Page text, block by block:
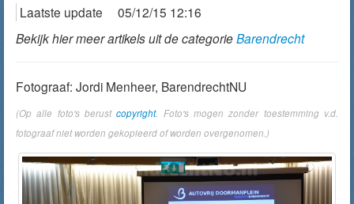
Laatste update
05/12/15 12:16
Bekijk hier meer artikels uit de categorieBarendrecht
Fotograaf: Jordi Menheer, BarendrechtNU
(Op alle foto's berustcopyright. Foto's mogen zonder toestemming v.d.
fotograaf niet worden gekopieerd of worden overgenomen.)